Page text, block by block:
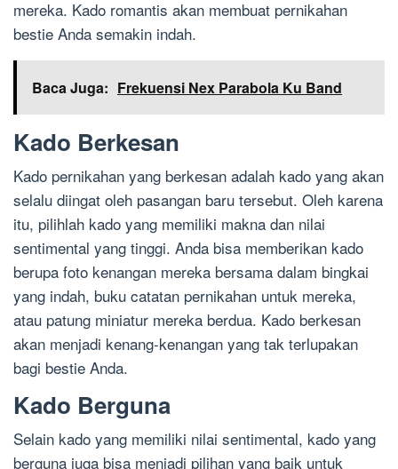
mereka. Kado romantis akan membuat pernikahan
bestie Anda semakin indah.
Baca Juga: Frekuensi Nex Parabola Ku Band
Kado Berkesan
Kado pernikahan yang berkesan adalah kado yang akan
selalu diingat oleh pasangan baru tersebut. Oleh karena
itu, pilihlah kado yang memiliki makna dan nilai
sentimental yang tinggi. Anda bisa memberikan kado
berupa foto kenangan mereka bersama dalam bingkai
yang indah, buku catatan pernikahan untuk mereka,
atau patung miniatur mereka berdua. Kado berkesan
akan menjadi kenang-kenangan yang tak terlupakan
bagi bestie Anda.
Kado Berguna
Selain kado yang memiliki nilai sentimental, kado yang
berguna juga bisa menjadi pilihan yang baik untuk